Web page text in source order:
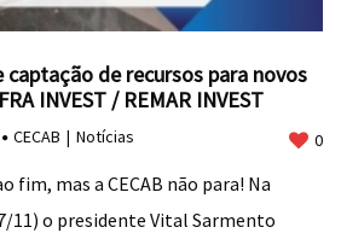
captação de recursos para novos
INVEST / REMAR INVEST
CECAB Notícias 0
fim, mas a CECAB não para! Na
o presidente Vital Sarmento